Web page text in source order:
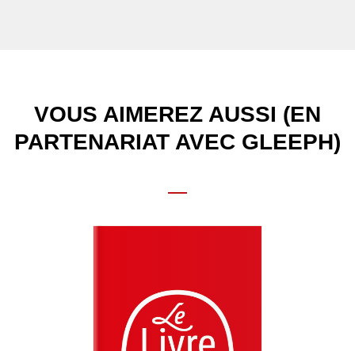
VOUS AIMEREZ AUSSI (EN
PARTENARIAT AVEC GLEEPH)